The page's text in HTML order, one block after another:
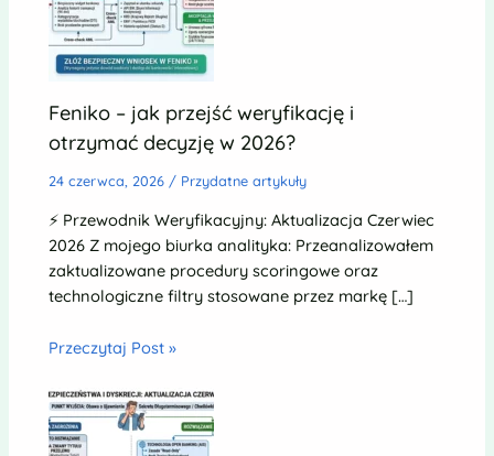
Feniko – jak przejść weryfikację i
otrzymać decyzję w 2026?
24 czerwca, 2026 / Przydatne artykuły
⚡ Przewodnik Weryfikacyjny: Aktualizacja Czerwiec
2026 Z mojego biurka analityka: Przeanalizowałem
zaktualizowane procedury scoringowe oraz
technologiczne filtry stosowane przez markę […]
Przeczytaj Post »